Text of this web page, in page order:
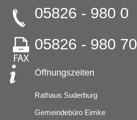
05826 - 980 0
05826 - 980 70
Öffnungszeiten
Rathaus Suderburg
Gemeindebüro Eimke